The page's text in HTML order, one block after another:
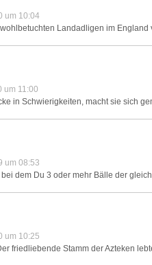
um 10:04
Landadligen im
um 11:00
in Schwierigkeiten, macht sie sich
um 08:53
dem Du 3 oder mehr Bälle der
um 10:25
friedliebende Stamm der Azteken